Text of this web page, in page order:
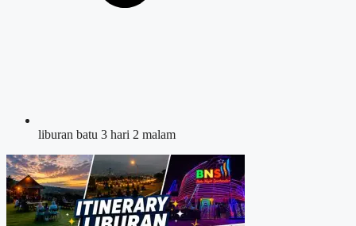
liburan batu 3 hari 2 malam